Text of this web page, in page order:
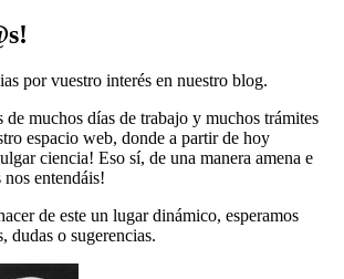
por vuestro interés en nuestro blog.
muchos días de trabajo y muchos trámites
espacio web, donde a partir de hoy
ciencia! Eso sí, de una manera amena e
entendáis!
de este un lugar dinámico, esperamos
dudas o sugerencias.